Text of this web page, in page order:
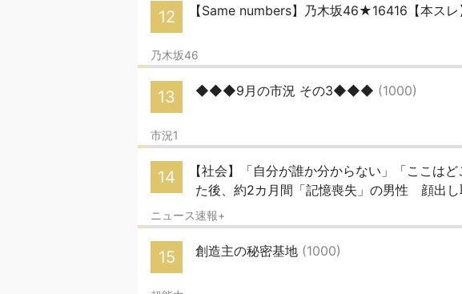
12 【Same numbers】乃木坂46★16416【本スレ
乃木坂46
13 ◆◆◆9月の市況 その3◆◆◆ (1000)
市況1
14
【社会】「自分が誰か分からない」「ここは
た後、約2カ月間「記憶喪失」の男性 顔出し
ニュース速報+
15 創造主の秘密基地 (1000)